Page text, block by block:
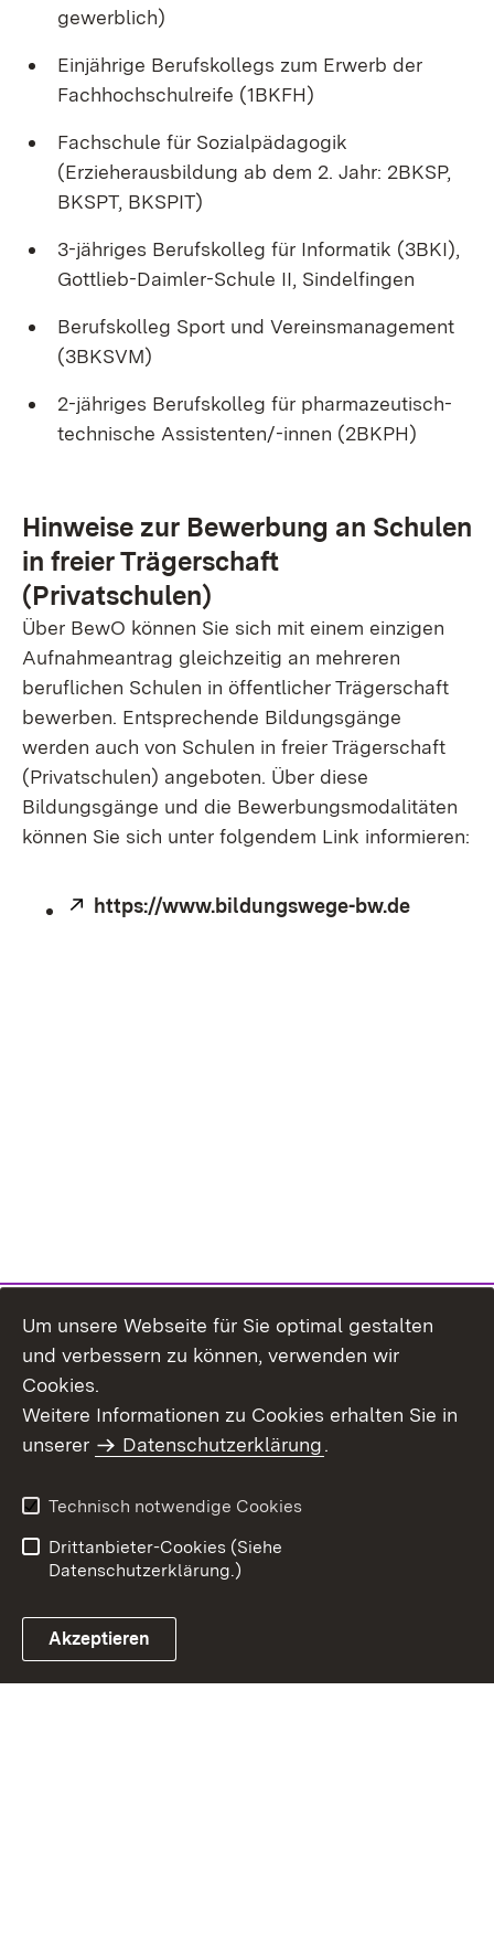
gewerblich)
Einjährige Berufskollegs zum Erwerb der
Fachhochschulreife (1BKFH)
Fachschule für Sozialpädagogik
(Erzieherausbildung ab dem 2. Jahr: 2BKSP,
BKSPT, BKSPIT)
3-jähriges Berufskolleg für Informatik (3BKI),
Gottlieb-Daimler-Schule II, Sindelfingen
Berufskolleg Sport und Vereinsmanagement
(3BKSVM)
2-jähriges Berufskolleg für pharmazeutisch-
technische Assistenten/-innen (2BKPH)
Hinweise zur Bewerbung an Schulen
in freier Trägerschaft
(Privatschulen)
Über BewO können Sie sich mit einem einzigen
Aufnahmeantrag gleichzeitig an mehreren
beruflichen Schulen in öffentlicher Trägerschaft
bewerben. Entsprechende Bildungsgänge
werden auch von Schulen in freier Trägerschaft
(Privatschulen) angeboten. Über diese
Bildungsgänge und die Bewerbungsmodalitäten
können Sie sich unter folgendem Link informieren:
Extern:
https://www.bildungswege-bw.de
Benutzungshinweise
Erklärung zur
Um unsere Webseite für Sie optimal gestalten
und verbessern zu können, verwenden wir
Cookies.
Weitere Informationen zu Cookies erhalten Sie in
unserer
Datenschutzerklärung.
Technisch notwendige Cookies
Drittanbieter-Cookies (Siehe
Datenschutzerklärung.)
Akzeptieren